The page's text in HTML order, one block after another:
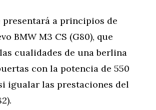
presentará a principios de
BMW M3 CS (G80), que
cualidades de una berlina
con la potencia de 550
igualar las prestaciones del